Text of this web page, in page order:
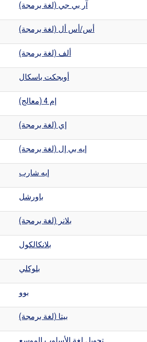
آر بي جي (لغة برمجة)
أس/أس أل (لغة برمجة)
ألف (لغة برمجة)
أوبجكت باسكال
إم 4 (معالج)
إي (لغة برمجة)
إيه بي إل (لغة برمجة)
إيه شارب
باورشل
بلانر (لغة برمجة)
بلانكالكول
بلوكلي
بوو
بيتا (لغة برمجة)